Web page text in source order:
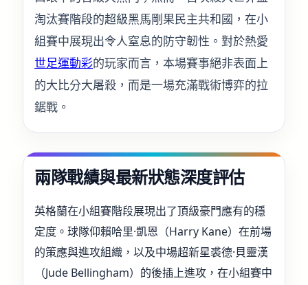
淘汰賽階段的超級黑馬剛果民主共和國，在小
組賽中展現出令人窒息的防守韌性。對於熱愛
世足運動彩的玩家而言，本場賽事絕非表面上
的大比分大屠殺，而是一場充滿戰術博弈的拉
鋸戰。
兩隊戰績與最新狀態深度評估
英格蘭在小組賽階段展現出了頂級豪門應有的穩
定度。球隊仰賴哈里·凱恩（Harry Kane）在前場
的策應與進攻組織，以及中場超新星裘德·貝靈漢
（Jude Bellingham）的後插上進攻，在小組賽中